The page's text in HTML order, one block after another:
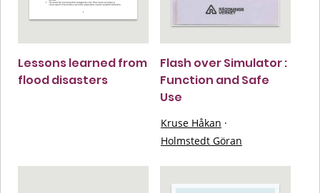
Lessons learned from
flood disasters
Flash over Simulator :
Function and Safe
Use
Kruse Håkan ·
Holmstedt Göran